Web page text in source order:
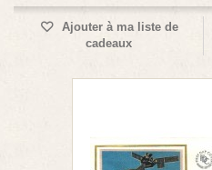
Ajouter à ma liste de
cadeaux